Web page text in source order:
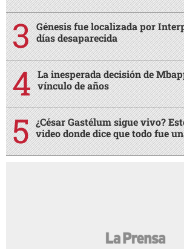
Génesis fue localizada por
días desaparecida
La inesperada decisión de
vínculo de años
¿César Gastélum sigue vivo?
video donde dice que todo fue